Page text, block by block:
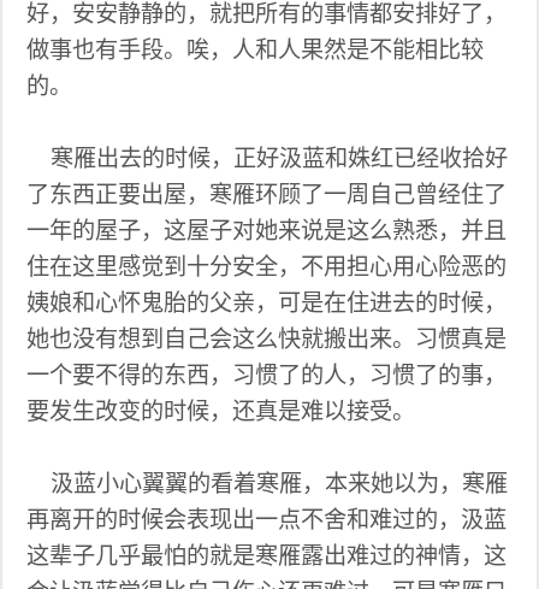
好，安安静静的，就把所有的事情都安排好了，
做事也有手段。唉，人和人果然是不能相比较
的。
寒雁出去的时候，正好汲蓝和姝红已经收拾好
了东西正要出屋，寒雁环顾了一周自己曾经住了
一年的屋子，这屋子对她来说是这么熟悉，并且
住在这里感觉到十分安全，不用担心用心险恶的
姨娘和心怀鬼胎的父亲，可是在住进去的时候，
她也没有想到自己会这么快就搬出来。习惯真是
一个要不得的东西，习惯了的人，习惯了的事，
要发生改变的时候，还真是难以接受。
汲蓝小心翼翼的看着寒雁，本来她以为，寒雁
再离开的时候会表现出一点不舍和难过的，汲蓝
这辈子几乎最怕的就是寒雁露出难过的神情，这